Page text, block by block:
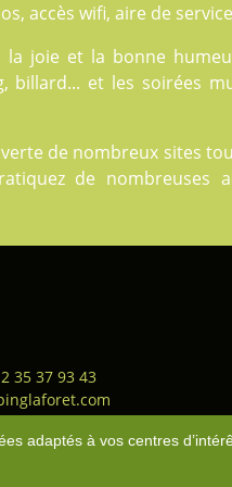
accès wifi, aire de
la joie et la bonne
billard... et les soirées
de nombreux sites
de nombreuses
35 37 93 43
générale de vente -Bons
adaptés à vos centres